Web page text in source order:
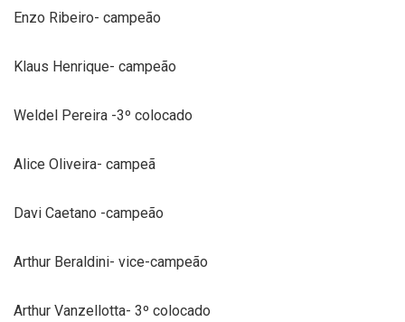
Enzo Ribeiro- campeão
Klaus Henrique- campeão
Weldel Pereira -3º colocado
Alice Oliveira- campeã
Davi Caetano -campeão
Arthur Beraldini- vice-campeão
Arthur Vanzellotta- 3º colocado